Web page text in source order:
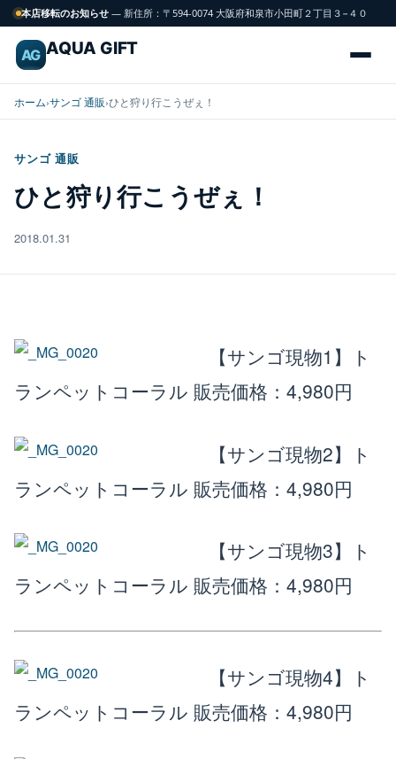
本店移転のお知らせ — 新住所：〒594-0074 大阪府和泉市小田町２丁目３−４０
AG AQUA GIFT
海
水
魚
FISH
飼育用品
水槽 TANK
↗
ホーム›サンゴ 通販›ひと狩り行こうぜぇ！
サンゴ 通販
ひと狩り行こうぜぇ！
2018.01.31
【サンゴ現物1】ト
ランペットコーラル 販売価格：4,980円
【サンゴ現物2】ト
ランペットコーラル 販売価格：4,980円
【サンゴ現物3】ト
ランペットコーラル 販売価格：4,980円
【サンゴ現物4】ト
ランペットコーラル 販売価格：4,980円